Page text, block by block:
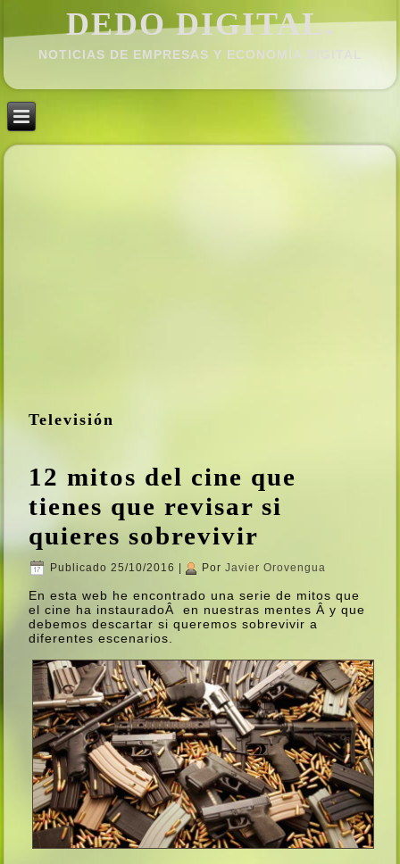
DEDO DIGITAL.
NOTICIAS DE EMPRESAS Y ECONOMÍ­A DIGITAL
Televisión
12 mitos del cine que
tienes que revisar si
quieres sobrevivir
Publicado 25/10/2016 Por Javier Orovengua
En esta web he encontrado una serie de mitos que
el cine ha instauradoÂ en nuestras mentes Â y que
debemos descartar si queremos sobrevivir a
diferentes escenarios.